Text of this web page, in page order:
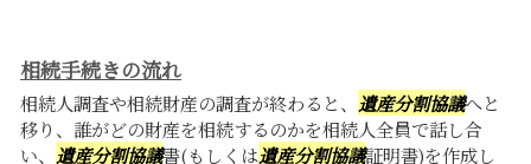
相続手続きの流れ
相続人調査や相続財産の調査が終わると、 遺産分割協議へと
移り、誰がどの財産を相続するのかを相続人全員で話し合
い、 遺産分割協議書(もしくは遺産分割協議証明書)を作成し